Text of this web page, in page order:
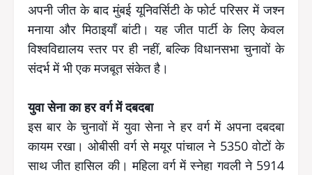
अपनी जीत के बाद मुंबई यूनिवर्सिटी के फोर्ट परिसर में जश्न
मनाया और मिठाइयाँ बांटी। यह जीत पार्टी के लिए केवल
विश्वविद्यालय स्तर पर ही नहीं, बल्कि विधानसभा चुनावों के
संदर्भ में भी एक मजबूत संकेत है।
युवा सेना का हर वर्ग में दबदबा
इस बार के चुनावों में युवा सेना ने हर वर्ग में अपना दबदबा
कायम रखा। ओबीसी वर्ग से मयूर पांचाल ने 5350 वोटों के
साथ जीत हासिल की। महिला वर्ग में स्नेहा गवली ने 5914